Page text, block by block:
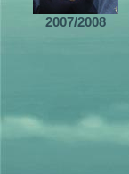
2007/2008